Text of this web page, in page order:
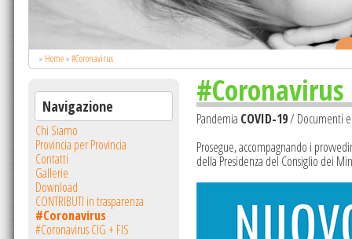
» Home»#Coronavirus
#Coronavirus
Pandemia COVID-19/ Documenti
Prosegue, accompagnando i
della Presidenza del Consiglio dei
Navigazione
Chi Siamo
Provincia per Provincia
Contatti
Gallerie
Download
CONTRIBUTI in trasparenza
#Coronavirus
#Coronavirus CIG + FIS